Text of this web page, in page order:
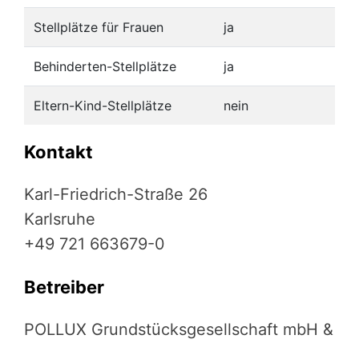
Stellplätze für Frauen ja
Behinderten-Stellplätze ja
Eltern-Kind-Stellplätze nein
Kontakt
Karl-Friedrich-Straße 26
Karlsruhe
+49 721 663679-0
Betreiber
POLLUX Grundstücksgesellschaft mbH &